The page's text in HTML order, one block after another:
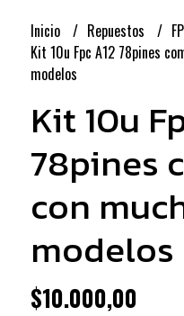
Inicio Repuestos
Kit 10u Fpc A12 78pines
modelos
Kit 10u
78pines
con
modelos
$10.000,00